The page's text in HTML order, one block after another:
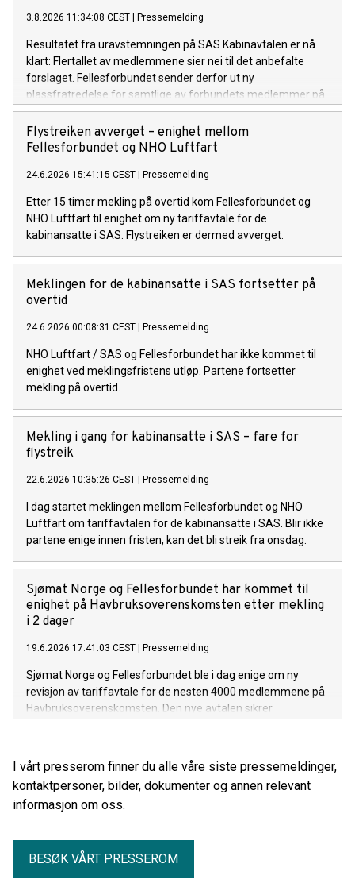
3.8.2026 11:34:08 CEST | Pressemelding
Resultatet fra uravstemningen på SAS Kabinavtalen er nå
klart: Flertallet av medlemmene sier nei til det anbefalte
forslaget. Fellesforbundet sender derfor ut ny
plassfratredelse for samtlige av forbundets medlemmer på
SAS Kabinavtalen.
Flystreiken avverget – enighet mellom
Fellesforbundet og NHO Luftfart
24.6.2026 15:41:15 CEST | Pressemelding
Etter 15 timer mekling på overtid kom Fellesforbundet og
NHO Luftfart til enighet om ny tariffavtale for de
kabinansatte i SAS. Flystreiken er dermed avverget.
Meklingen for de kabinansatte i SAS fortsetter på
overtid
24.6.2026 00:08:31 CEST | Pressemelding
NHO Luftfart / SAS og Fellesforbundet har ikke kommet til
enighet ved meklingsfristens utløp. Partene fortsetter
mekling på overtid.
Mekling i gang for kabinansatte i SAS – fare for
flystreik
22.6.2026 10:35:26 CEST | Pressemelding
I dag startet meklingen mellom Fellesforbundet og NHO
Luftfart om tariffavtalen for de kabinansatte i SAS. Blir ikke
partene enige innen fristen, kan det bli streik fra onsdag.
Sjømat Norge og Fellesforbundet har kommet til
enighet på Havbruksoverenskomsten etter mekling
i 2 dager
19.6.2026 17:41:03 CEST | Pressemelding
Sjømat Norge og Fellesforbundet ble i dag enige om ny
revisjon av tariffavtale for de nesten 4000 medlemmene på
Havbruksoverenskomsten. Den nye avtalen sikrer
I vårt presserom finner du alle våre siste pressemeldinger,
kontaktpersoner, bilder, dokumenter og annen relevant
informasjon om oss.
BESØK VÅRT PRESSEROM